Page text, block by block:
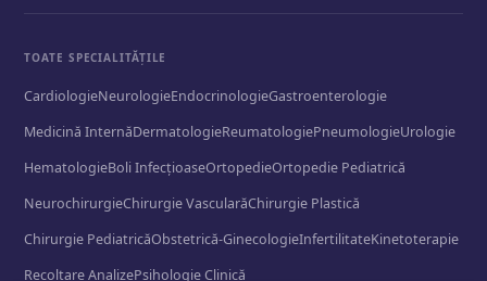
TOATE SPECIALITĂȚILE
CardiologieNeurologieEndocrinologieGastroenterologie
Medicină InternăDermatologieReumatologiePneumologieUrologie
HematologieBoli InfecțioaseOrtopedieOrtopedie Pediatrică
NeurochirurgieChirurgie VascularăChirurgie Plastică
Chirurgie PediatricăObstetrică-GinecologieInfertilitateKinetoterapie
Recoltare AnalizePsihologie Clinică